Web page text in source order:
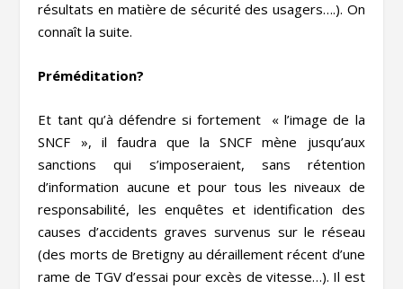
résultats en matière de sécurité des usagers….). On
connaît la suite.
Préméditation?
Et tant qu’à défendre si fortement « l’image de la
SNCF », il faudra que la SNCF mène jusqu’aux
sanctions qui s’imposeraient, sans rétention
d’information aucune et pour tous les niveaux de
responsabilité, les enquêtes et identification des
causes d’accidents graves survenus sur le réseau
(des morts de Bretigny au déraillement récent d’une
rame de TGV d’essai pour excès de vitesse…). Il est